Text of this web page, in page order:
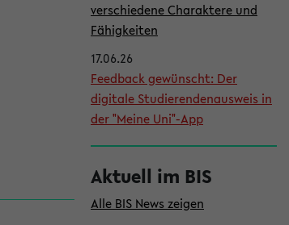
verschiedene Charaktere und
Fähigkeiten
17.06.26
Feedback gewünscht: Der
digitale Studierendenausweis in
der "Meine Uni"-App
Aktuell im BIS
Alle BIS News zeigen